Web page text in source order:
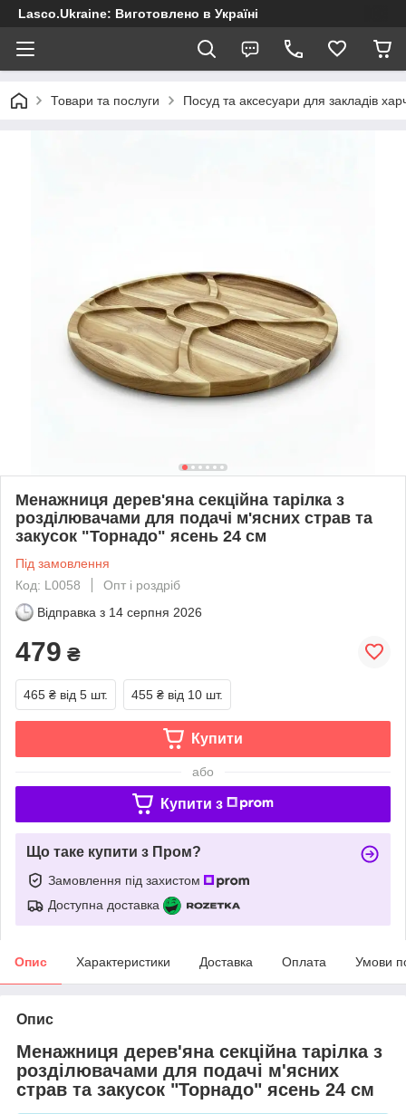
Lasco.Ukraine: Виготовлено в Україні
Товари та послуги Посуд та аксесуари для закладів
Менажниця дерев'яна секційна тарілка з
розділювачами для подачі м'ясних страв та
закусок "Торнадо" ясень 24 см
Під замовлення
Код: L0058
Опт і роздріб
Відправка з 14 серпня 2026
479 ₴
465 ₴ від 5 шт. 455 ₴ від 10 шт.
Купити
або
Купити з
Що таке купити з Пром?
Замовлення під захистом
Доступна доставка
Опис Характеристики Доставка Оплата Умови
Опис
Менажниця дерев'яна секційна тарілка з
розділювачами для подачі м'ясних
страв та закусок "Торнадо" ясень 24 см